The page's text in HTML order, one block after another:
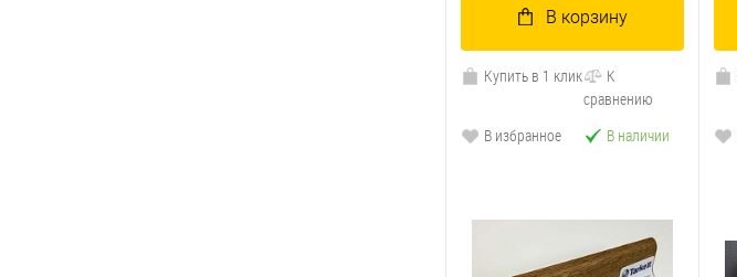
В корзину
Купить в 1 клик
К
сравнению
В избранное
В наличии